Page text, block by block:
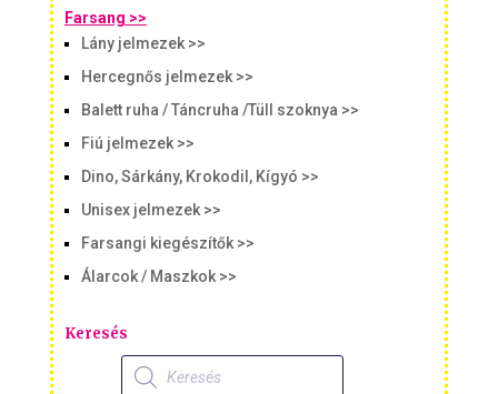
Farsang >>
Lány jelmezek >>
Hercegnős jelmezek >>
Balett ruha / Táncruha /Tüll szoknya >>
Fiú jelmezek >>
Dino, Sárkány, Krokodil, Kígyó >>
Unisex jelmezek >>
Farsangi kiegészítők >>
Álarcok / Maszkok >>
Keresés
Products
search